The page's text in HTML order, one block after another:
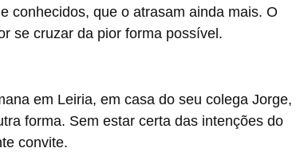
conhecidos, que o atrasam ainda mais. O
se cruzar da pior forma possível.
em Leiria, em casa do seu colega Jorge,
forma. Sem estar certa das intenções do
convite.